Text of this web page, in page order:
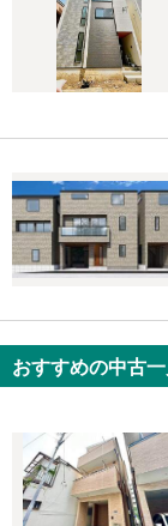
【東京メトロ】
《多機能トイレ》
・各改札内
【東京都交通局】
【東京都交通局】
・点字案内（券売機・
・ＡＥＤ
イ
ペ
ー
ジ
保
存
す
る
おすすめの中古